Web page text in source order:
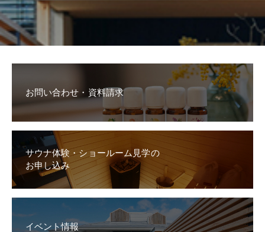
お問い合わせ・資料請求
サウナ体験・ショールーム見学の
お申し込み
イベント情報